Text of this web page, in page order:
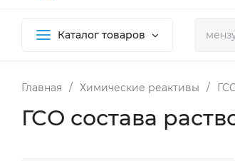
Каталог товаров
Главная / Химические реактивы /
ГСО состава